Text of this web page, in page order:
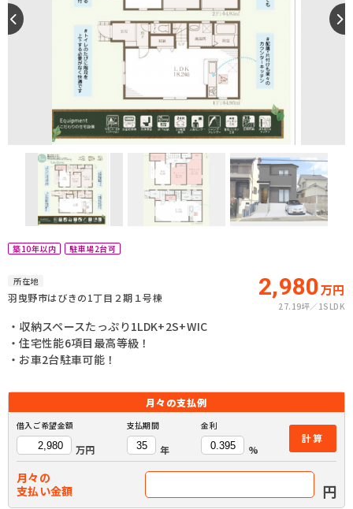
築10年以内 駐車場2台可
所在地
羽曳野市はびきの1丁目２期１号棟 2,980万円
27.19坪 1SLDK
・収納スペースたっぷり1LDK+2S+WIC
・住宅性能6項目最高等級！
・お車2台駐車可能！
月々の支払例
借入ご希望金額
万円
支払期間
年
金利
%
計算
月々の
支払い金額
円